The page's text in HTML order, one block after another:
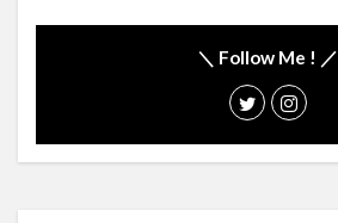
＼ Follow Me ! ／